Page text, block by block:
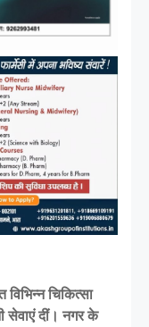
चिकित्सा
दीं। नगर के